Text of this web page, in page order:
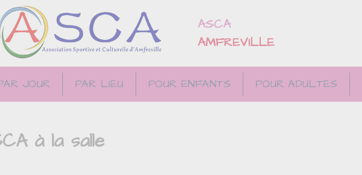
ASCA
AMFREVILLE
JOUR PAR LIEU POUR ENFANTS POUR ADULTES
à la salle